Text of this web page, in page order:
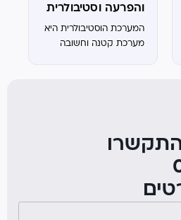
והפרעה וסטיבולרית
המערכת הוסטיבולרית היא
מערכת קטנה וחשובה
אשר יודע לדווח למוח,